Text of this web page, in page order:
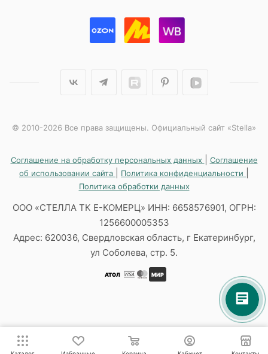
© 2010-2026 Все права защищены. Официальный сайт «Stella»
Соглашение на обработку персональных данных
Соглашение
об использовании сайта
Политика конфиденциальности
Политика обработки данных
ООО «СТЕЛЛА ТК Е-КОМЕРЦ» ИНН: 6658576901, ОГРН:
1256600005353
Адрес: 620036, Свердловская область, г Екатеринбург,
ул Соболева, стр. 5.
АТОЛ МИР